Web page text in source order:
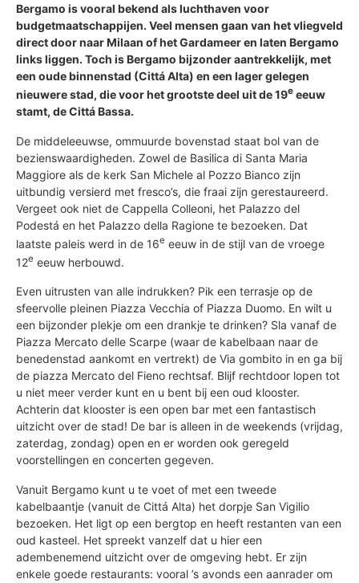
Bergamo is vooral bekend als luchthaven voor
budgetmaatschappijen. Veel mensen gaan van het vliegveld
direct door naar Milaan of het Gardameer en laten Bergamo
links liggen. Toch is Bergamo bijzonder aantrekkelijk, met
een oude binnenstad (Cittá Alta) en een lager gelegen
nieuwere stad, die voor het grootste deel uit de 19e eeuw
stamt, de Cittá Bassa.
De middeleeuwse, ommuurde bovenstad staat bol van de
bezienswaardigheden. Zowel de Basilica di Santa Maria
Maggiore als de kerk San Michele al Pozzo Bianco zijn
uitbundig versierd met fresco’s, die fraai zijn gerestaureerd.
Vergeet ook niet de Cappella Colleoni, het Palazzo del
Podestá en het Palazzo della Ragione te bezoeken. Dat
laatste paleis werd in de 16e eeuw in de stijl van de vroege
12e eeuw herbouwd.
Even uitrusten van alle indrukken? Pik een terrasje op de
sfeervolle pleinen Piazza Vecchia of Piazza Duomo. En wilt u
een bijzonder plekje om een drankje te drinken? Sla vanaf de
Piazza Mercato delle Scarpe (waar de kabelbaan naar de
benedenstad aankomt en vertrekt) de Via gombito in en ga bij
de piazza Mercato del Fieno rechtsaf. Blijf rechtdoor lopen tot
u niet meer verder kunt en u bent bij een oud klooster.
Achterin dat klooster is een open bar met een fantastisch
uitzicht over de stad! De bar is alleen in de weekends (vrijdag,
zaterdag, zondag) open en er worden ook geregeld
voorstellingen en concerten gegeven.
Vanuit Bergamo kunt u te voet of met een tweede
kabelbaantje (vanuit de Cittá Alta) het dorpje San Vigilio
bezoeken. Het ligt op een bergtop en heeft restanten van een
oud kasteel. Het spreekt vanzelf dat u hier een
adembenemend uitzicht over de omgeving hebt. Er zijn
enkele goede restaurants: vooral ’s avonds een aanrader om